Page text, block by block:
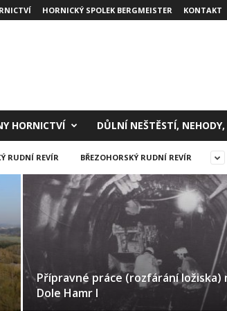
HORNICKÝ SPOLEK BERGMEISTER KONTAKT
HORNICTVÍ DŮLNÍ NEŠTĚSTÍ,
RUDNÍ REVÍR BŘEZOHORSKÝ RUDNÍ REVÍR
Přípravné práce (rozfárání ložiska)
Dole Hamr I